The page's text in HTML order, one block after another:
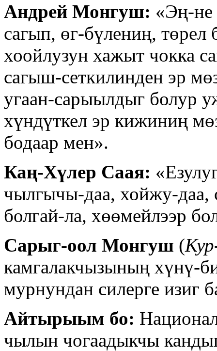
Андрей Монгуш: «Эң-не
сагып, өг-бүлениң,
хоойлузун хажыт чокка
сагыш-сеткилинден эр
угаан-сарыылдыг болур
хүндүткел эр кижиниң
бодаар мен».
Каң-Хүлер Саая:
чылгычы-даа, хойжу-даа,
болгай-ла, хөөмейлээр
Сарыг-оол Монгуш (
камгалакчызының хүнү-
мурнундан силерге изиг
Айтырыым бо:
чылын чогаадыкчы